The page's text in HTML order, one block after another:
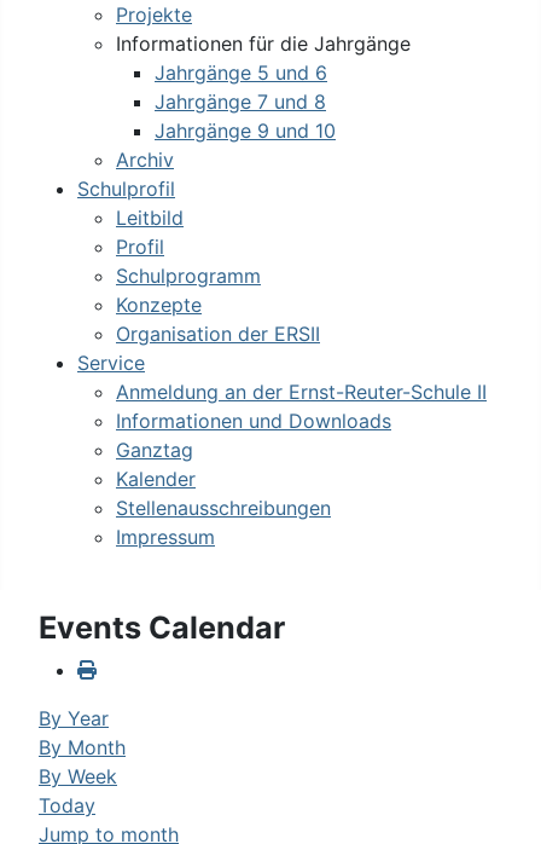
Projekte
Informationen für die Jahrgänge
Jahrgänge 5 und 6
Jahrgänge 7 und 8
Jahrgänge 9 und 10
Archiv
Schulprofil
Leitbild
Profil
Schulprogramm
Konzepte
Organisation der ERSII
Service
Anmeldung an der Ernst-Reuter-Schule II
Informationen und Downloads
Ganztag
Kalender
Stellenausschreibungen
Impressum
Events Calendar
By Year
By Month
By Week
Today
Jump to month